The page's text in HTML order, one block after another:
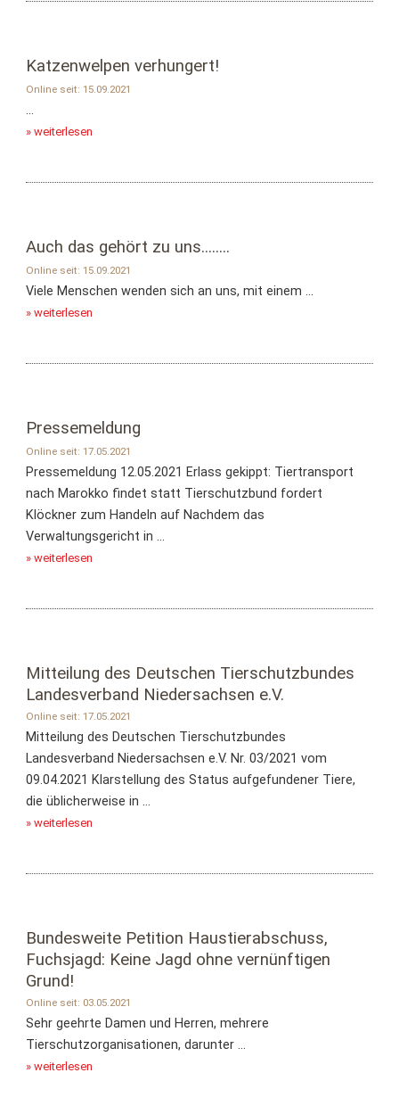
Katzenwelpen verhungert!
Online seit: 15.09.2021
...
» weiterlesen
Auch das gehört zu uns........
Online seit: 15.09.2021
Viele Menschen wenden sich an uns, mit einem ...
» weiterlesen
Pressemeldung
Online seit: 17.05.2021
Pressemeldung 12.05.2021 Erlass gekippt: Tiertransport
nach Marokko findet statt Tierschutzbund fordert
Klöckner zum Handeln auf Nachdem das
Verwaltungsgericht in ...
» weiterlesen
Mitteilung des Deutschen Tierschutzbundes
Landesverband Niedersachsen e.V.
Online seit: 17.05.2021
Mitteilung des Deutschen Tierschutzbundes
Landesverband Niedersachsen e.V. Nr. 03/2021 vom
09.04.2021 Klarstellung des Status aufgefundener Tiere,
die üblicherweise in ...
» weiterlesen
Bundesweite Petition Haustierabschuss,
Fuchsjagd: Keine Jagd ohne vernünftigen
Grund!
Online seit: 03.05.2021
Sehr geehrte Damen und Herren, mehrere
Tierschutzorganisationen, darunter ...
» weiterlesen